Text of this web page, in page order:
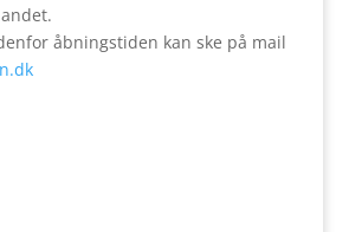
åbningstiden kan ske på mail